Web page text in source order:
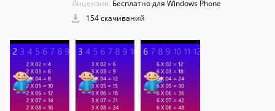
Лицензия: Бесплатно для Windows Phone
154 скачиваний